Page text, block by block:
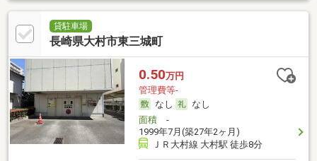
貸駐車場
長崎県大村市東三城町
0.50万円
管理費等-
なし
なし
面積-
1999年7月(築27年2ヶ月)
ＪＲ大村線 大村駅 徒歩8分